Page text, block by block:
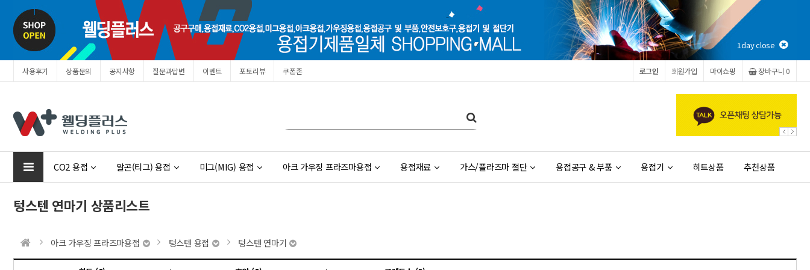
1day close
사용후기 상품문의 공지사항 질문과답변 이벤트 포토리뷰 쿠폰존 장바구니 0
마이쇼핑
회원가입
로그인
CO2 용접 알곤(티그) 용접 미그(MIG) 용접 아크 가우징 프라즈마용접 용접재료 가스/플라즈마 절단 용접공구 & 부품 용접기 히트상품 추천상품
텅스텐 연마기 상품리스트
아크 가우징 프라즈마용접 텅스텐 용접 텅스텐 연마기